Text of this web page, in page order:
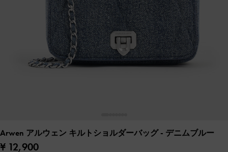
Arwen アルウェン キルトショルダーバッグ- デニムブルー
¥ 12,900